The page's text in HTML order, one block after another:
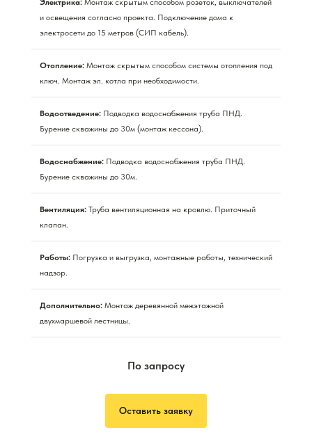
и освещения согласно проекта. Подключение дома к
электросети до 15 метров (СИП кабель).
Отопление: Монтаж скрытым способом системы отопления под
ключ. Монтаж эл. котла при необходимости.
Водоотведение: Подводка водоснабжения труба ПНД.
Бурение скважины до 30м (монтаж кессона).
Водоснабжение: Подводка водоснабжения труба ПНД.
Бурение скважины до 30м.
Вентиляция: Труба вентиляционная на кровлю. Приточный
клапан.
Работы: Погрузка и выгрузка, монтажные работы, технический
надзор.
Дополнительно: Монтаж деревянной межэтажной
двухмаршевой лестницы.
По запросу
Оставить заявку